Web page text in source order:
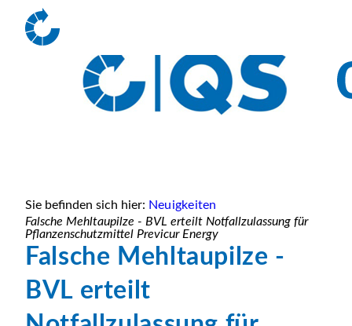
Sie befinden sich hier: Neuigkeiten
Falsche Mehltaupilze - BVL erteilt Notfallzulassung für
Pflanzenschutzmittel Previcur Energy
Falsche Mehltaupilze -
BVL erteilt